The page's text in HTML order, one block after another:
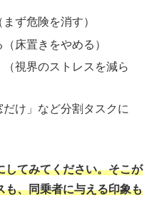
ず危険を消す）
床置きをやめる）
視界のストレスを減ら
け」など分割タスクに
してみてください。そこが
も、同乗者に与える印象も